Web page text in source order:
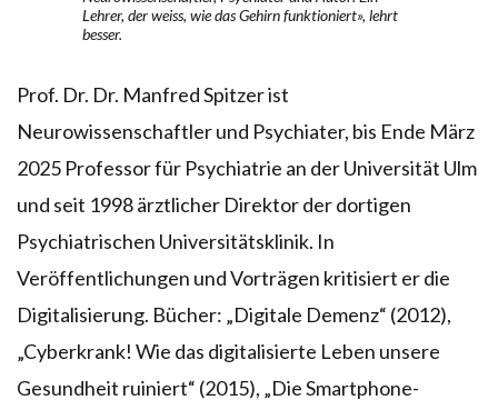
Lehrer, der weiss, wie das Gehirn funktioniert», lehrt
besser.
Prof. Dr. Dr. Manfred Spitzer ist
Neurowissenschaftler und Psychiater, bis Ende März
2025 Professor für Psychiatrie an der Universität Ulm
und seit 1998 ärztlicher Direktor der dortigen
Psychiatrischen Universitätsklinik. In
Veröffentlichungen und Vorträgen kritisiert er die
Digitalisierung. Bücher: „Digitale Demenz“ (2012),
„Cyberkrank! Wie das digitalisierte Leben unsere
Gesundheit ruiniert“ (2015), „Die Smartphone-